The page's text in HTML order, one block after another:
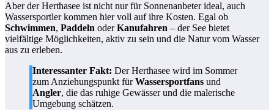
Aber der Herthasee ist nicht nur für Sonnenanbeter ideal, auch
Wassersportler kommen hier voll auf ihre Kosten. Egal ob
Schwimmen, Paddeln oderKanufahren – der See bietet
vielfältige Möglichkeiten, aktiv zu sein und die Natur vom Wasser
aus zu erleben.
Interessanter Fakt: Der Herthasee wird im Sommer
zum Anziehungspunkt fürWassersportfans und
Angler, die das ruhige Gewässer und die malerische
Umgebung schätzen.